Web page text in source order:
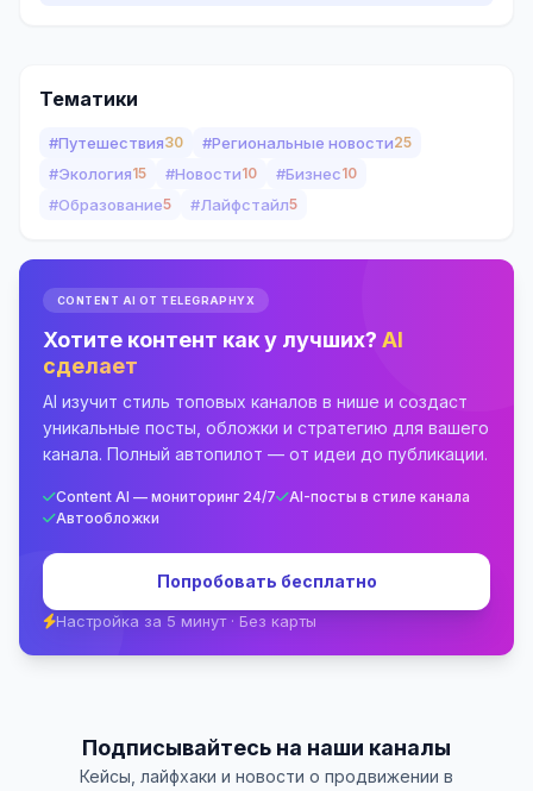
Тематики
#Путешествия30 #Региональные новости25
#Экология15 #Новости10 #Бизнес10
#Образование5 #Лайфстайл5
CONTENT AI ОТ TELEGRAPHYX
Хотите контент как у лучших? AI
сделает
AI изучит стиль топовых каналов в нише и создаст
уникальные посты, обложки и стратегию для вашего
канала. Полный автопилот — от идеи до публикации.
Content AI — мониторинг 24/7
AI-посты в стиле канала
Автообложки
Попробовать бесплатно
Настройка за 5 минут · Без карты
Подписывайтесь на наши каналы
Кейсы, лайфхаки и новости о продвижении в